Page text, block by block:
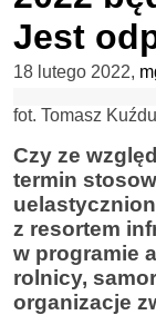
Jest
18 lutego 2022,
fot. Tomasz
Czy ze
termin
z resortem
w programie
rolnicy,
organizacje